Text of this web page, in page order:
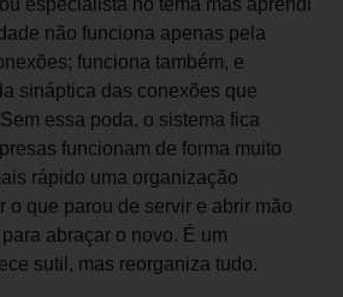
não funciona apenas pela
funciona também, e
sináptica das conexões que
essa poda, o sistema fica
funcionam de forma muito
rápido uma organização
o que parou de servir e abrir mão
abraçar o novo. É um
sutil, mas reorganiza tudo.